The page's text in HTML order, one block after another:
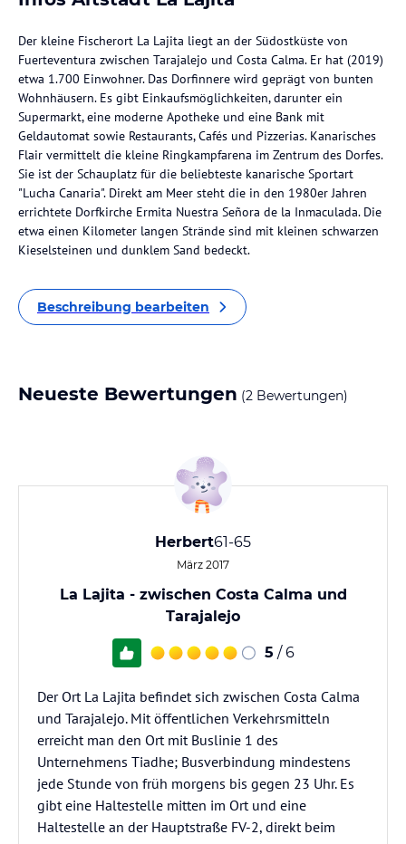
Der kleine Fischerort La Lajita liegt an der Südostküste von
Fuerteventura zwischen Tarajalejo und Costa Calma. Er hat (2019)
etwa 1.700 Einwohner. Das Dorfinnere wird geprägt von bunten
Wohnhäusern. Es gibt Einkaufsmöglichkeiten, darunter ein
Supermarkt, eine moderne Apotheke und eine Bank mit
Geldautomat sowie Restaurants, Cafés und Pizzerias. Kanarisches
Flair vermittelt die kleine Ringkampfarena im Zentrum des Dorfes.
Sie ist der Schauplatz für die beliebteste kanarische Sportart
"Lucha Canaria". Direkt am Meer steht die in den 1980er Jahren
errichtete Dorfkirche Ermita Nuestra Señora de la Inmaculada. Die
etwa einen Kilometer langen Strände sind mit kleinen schwarzen
Kieselsteinen und dunklem Sand bedeckt.
Beschreibung bearbeiten
Neueste Bewertungen (2 Bewertungen)
Herbert61-65
März 2017
La Lajita - zwischen Costa Calma und
Tarajalejo
5 / 6
Der Ort La Lajita befindet sich zwischen Costa Calma
und Tarajalejo. Mit öffentlichen Verkehrsmitteln
erreicht man den Ort mit Buslinie 1 des
Unternehmens Tiadhe; Busverbindung mindestens
jede Stunde von früh morgens bis gegen 23 Uhr. Es
gibt eine Haltestelle mitten im Ort und eine
Haltestelle an der Hauptstraße FV-2, direkt beim